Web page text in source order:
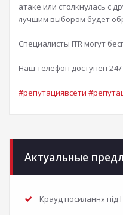
атаке или столкнулась с
лучшим выбором будет
Специалисты ITR могут
Наш телефон доступен
#репутациявсети #
Актуальные
Крауд посилання під